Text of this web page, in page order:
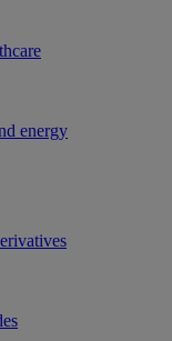
energy